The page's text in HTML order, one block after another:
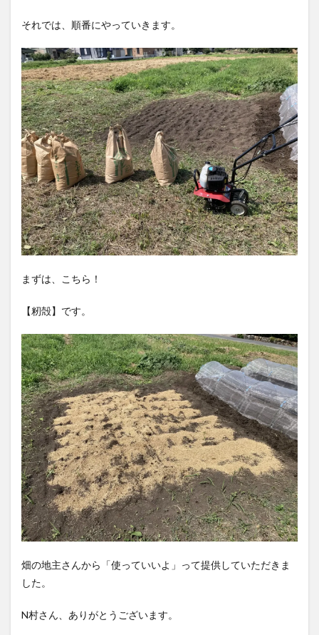
それでは、順番にやっていきます。
まずは、こちら！
【籾殻】です。
畑の地主さんから「使っていいよ」って提供していただきま
した。
N村さん、ありがとうございます。